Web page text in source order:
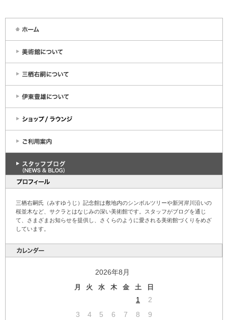
三栖右嗣氏（みすゆうじ）記念館は敷地内のシンボルツリーや新河岸川沿いの
桜並木など、サクラとはなじみの深い美術館です。スタッフがブログを通じ
て、さまざまお知らせを提供し、さくらのように愛される美術館づくりをめざ
しています。
2026年8月
月 火 水 木 金 土 日
1
2
3
4 5 6 7 8
9